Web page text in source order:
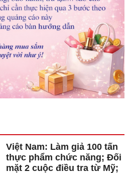
Việt Nam: Làm giả 100 tấn
thực phẩm chức năng; Đối
mặt 2 cuộc điều tra từ Mỹ;